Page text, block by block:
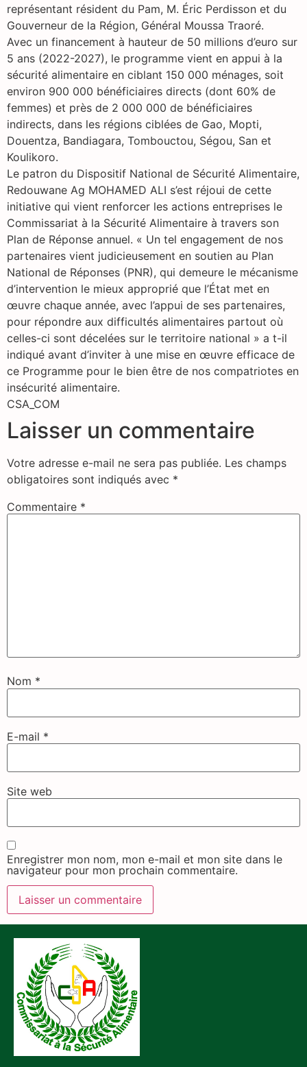
représentant résident du Pam, M. Éric Perdisson et du
Gouverneur de la Région, Général Moussa Traoré.
Avec un financement à hauteur de 50 millions d’euro sur
5 ans (2022-2027), le programme vient en appui à la
sécurité alimentaire en ciblant 150 000 ménages, soit
environ 900 000 bénéficiaires directs (dont 60% de
femmes) et près de 2 000 000 de bénéficiaires
indirects, dans les régions ciblées de Gao, Mopti,
Douentza, Bandiagara, Tombouctou, Ségou, San et
Koulikoro.
Le patron du Dispositif National de Sécurité Alimentaire,
Redouwane Ag MOHAMED ALI s’est réjoui de cette
initiative qui vient renforcer les actions entreprises le
Commissariat à la Sécurité Alimentaire à travers son
Plan de Réponse annuel. « Un tel engagement de nos
partenaires vient judicieusement en soutien au Plan
National de Réponses (PNR), qui demeure le mécanisme
d’intervention le mieux approprié que l’État met en
œuvre chaque année, avec l’appui de ses partenaires,
pour répondre aux difficultés alimentaires partout où
celles-ci sont décelées sur le territoire national » a t-il
indiqué avant d’inviter à une mise en œuvre efficace de
ce Programme pour le bien être de nos compatriotes en
insécurité alimentaire.
CSA_COM
Laisser un commentaire
Votre adresse e-mail ne sera pas publiée. Les champs
obligatoires sont indiqués avec *
Commentaire *
Nom *
E-mail *
Site web
Enregistrer mon nom, mon e-mail et mon site dans le
navigateur pour mon prochain commentaire.